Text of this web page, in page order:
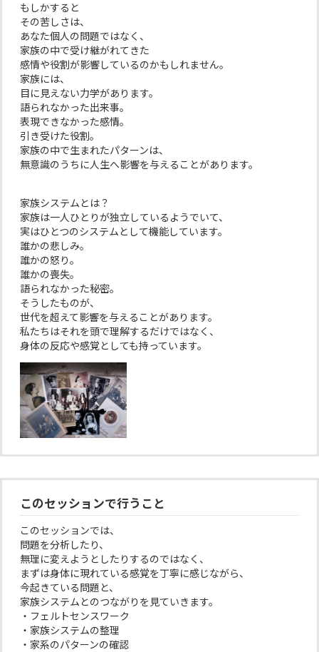
もしかすると
その苦しさは、
あなた個人の問題ではなく、
家族の中で受け継がれてきた
感情や役割が影響しているのかもしれません。
家族には、
目に見えない力学があります。
語られなかった出来事。
表現できなかった感情。
引き受けた役割。
家族の中で生まれたパターンは、
無意識のうちに人生へ影響を与えることがあります。
家族システムとは？
家族は一人ひとりが独立しているようでいて、
実はひとつのシステムとして機能しています。
誰かの悲しみ。
誰かの怒り。
誰かの喪失。
語られなかった秘密。
そうしたものが、
世代を超えて影響を与えることがあります。
私たちはそれを頭で理解するだけではなく、
身体の反応や感覚としても持っています。
このセッションで行うこと
このセッションでは、
問題を分析したり、
無理に変えようとしたりするのではなく、
まずは身体に現れている感覚を丁寧に感じながら、
今起きている問題と、
家族システムとのつながりを見ていきます。
・フェルトセンスワーク
・家族システムの整理
・家系のパターンの確認